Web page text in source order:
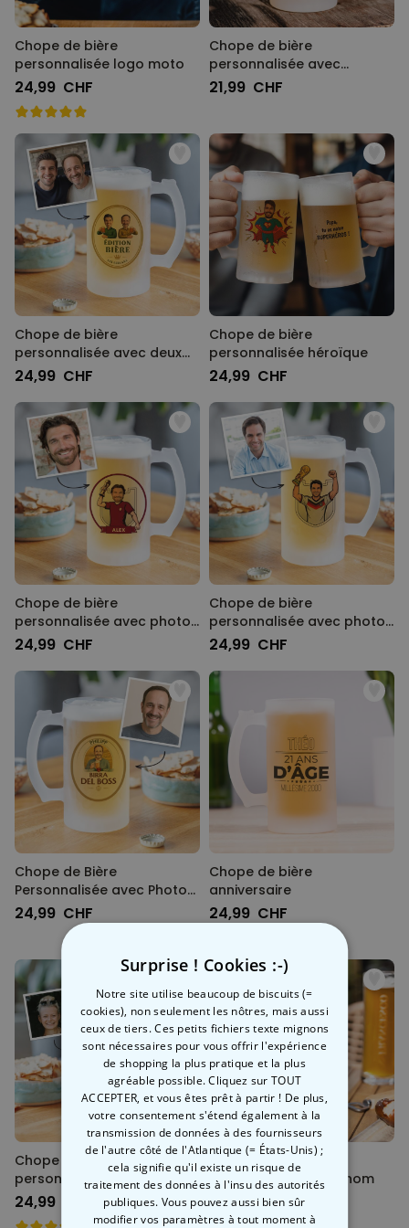
Chope de bière
personnalisée logo moto
24,99 CHF
Chope de bière
personnalisée avec
gravure
21,99 CHF
Chope de bière
personnalisée avec deux
visages et logo
24,99 CHF
Chope de bière
personnalisée héroïque
24,99 CHF
Chope de bière
personnalisée avec photo
- Coupe du Monde
24,99 CHF
Chope de bière
personnalisée avec photo
- Style Comics
24,99 CHF
Chope de Bière
Personnalisée avec Photo
et Nom
24,99 CHF
Chope de bière
anniversaire
24,99 CHF
Chope de bière
personnalisée Spécial
Oktoberfest
24,99 CHF
Chope de bière
personnalisée avec nom
24,99 CHF
Surprise ! Cookies :-)
Notre site utilise beaucoup de biscuits (=
cookies), non seulement les nôtres, mais aussi
ceux de tiers. Ces petits fichiers texte mignons
sont nécessaires pour vous offrir l'expérience
de shopping la plus pratique et la plus
agréable possible. Cliquez sur TOUT
ACCEPTER, et vous êtes prêt à partir ! De plus,
votre consentement s'étend également à la
transmission de données à des fournisseurs
de l'autre côté de l'Atlantique (= États-Unis) ;
cela signifie qu'il existe un risque de
traitement des données à l'insu des autorités
publiques. Vous pouvez aussi bien sûr
modifier vos paramètres à tout moment à